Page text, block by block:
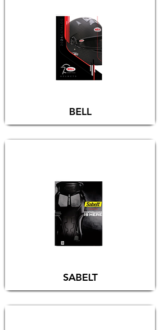
BELL
SABELT